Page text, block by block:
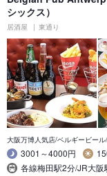
シックス）
居酒屋 東通り
大阪万博人気店/ベルギービー
3001～4000円
各線梅田駅2分/JR大阪